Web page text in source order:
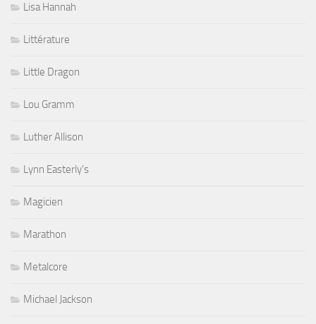
Lisa Hannah
Littérature
Little Dragon
Lou Gramm
Luther Allison
Lynn Easterly's
Magicien
Marathon
Metalcore
Michael Jackson